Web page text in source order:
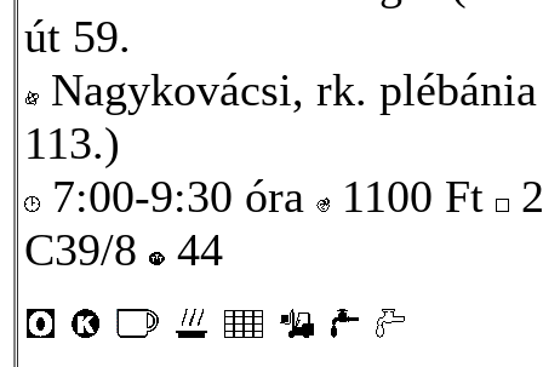
út 59.
Nagykovácsi, rk.
113.)
7:00-9:30 óra
1100 Ft
C39/8
44